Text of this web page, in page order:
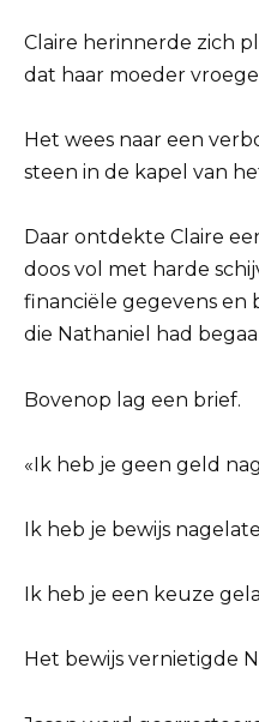
Claire herinnerde zich
dat haar moeder
Het wees naar een
steen in de kapel van
Daar ontdekte Claire
doos vol met harde
financiële gegevens en
die Nathaniel had
Bovenop lag een brief.
«Ik heb je geen geld
Ik heb je bewijs
Ik heb je een keuze
Het bewijs vernietigde